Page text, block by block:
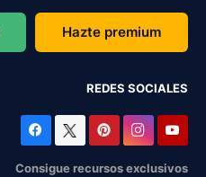
Hazte premium
REDES SOCIALES
Consigue recursos exclusivos